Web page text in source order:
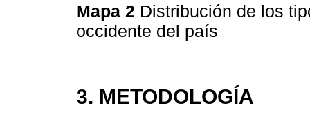
Mapa 2 Distribución de los
occidente del país
3. METODOLOGÍA